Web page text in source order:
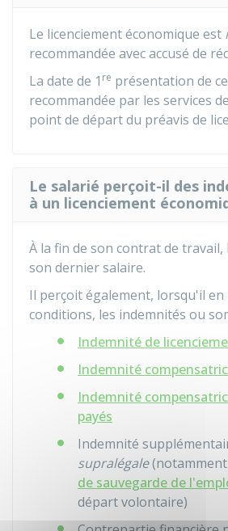
Le licenciement économique est
recommandée avec accusé de
La date de 1 re présentation de
recommandée par les services
point de départ du préavis de
Le salarié perçoit-il des
à un licenciement
À la fin de son contrat de
son dernier salaire.
Il perçoit également, lorsqu'il en
conditions, les indemnités ou
Indemnité de
Indemnité
Indemnité
payés
Indemnité
supralégale(notamment
de sauvegarde de
départ volontaire)